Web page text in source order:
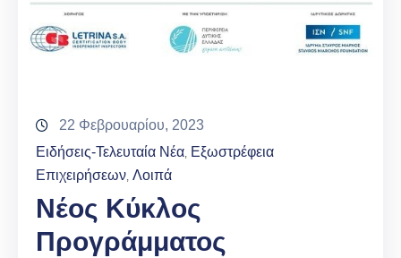
22 Φεβρουαρίου, 2023
Ειδήσεις-Τελευταία Νέα Εξωστρέφεια
Επιχειρήσεων Λοιπά
Νέος Κύκλος
Προγράμματος